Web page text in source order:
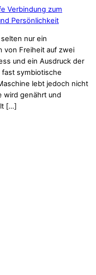
Verbindung zum
Persönlichkeit
nur ein
von Freiheit auf zwei
und ein Ausdruck der
symbiotische
lebt jedoch nicht
wird genährt und
[…]